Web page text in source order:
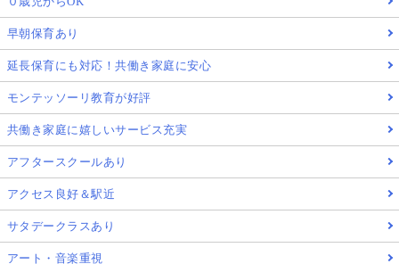
早朝保育あり
延長保育にも対応！共働き家庭に安心
モンテッソーリ教育が好評
共働き家庭に嬉しいサービス充実
アフタースクールあり
アクセス良好＆駅近
サタデークラスあり
アート・音楽重視